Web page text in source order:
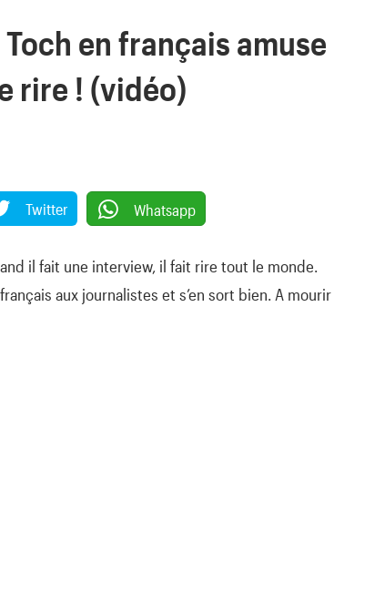
en français amuse
rire ! (vidéo)
Twitter Whatsapp
il fait une interview, il fait rire tout le monde.
aux journalistes et s’en sort bien. A mourir